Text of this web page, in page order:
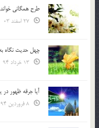
طرح همگانی
چهل حدیث نگاه
آیا جرقه ظهور